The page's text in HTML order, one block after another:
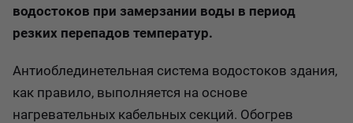
водостоков при замерзании воды в период
резких перепадов температур.
Антиоблединетельная система водостоков здания,
как правило, выполняется на основе
нагревательных кабельных секций. Обогрев